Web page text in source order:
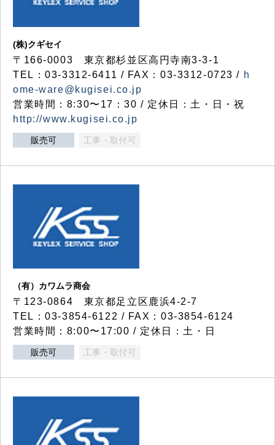
(株)クギセイ
〒166-0003 東京都杉並区高円寺南3-3-1
TEL：03-3312-6411 / FAX：03-3312-0723 / h
ome-ware@kugisei.co.jp
営業時間：8:30〜17：30 / 定休日：土・日・祝
http://www.kugisei.co.jp
販売可 工事・取付可
（有）カワムラ商会
〒123-0864 東京都足立区鹿浜4-2-7
TEL：03-3854-6122 / FAX：03-3854-6124
営業時間：8:00〜17:00 / 定休日：土・日
販売可 工事・取付可